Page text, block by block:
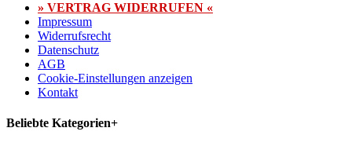
» VERTRAG WIDERRUFEN «
Impressum
Widerrufsrecht
Datenschutz
AGB
Cookie-Einstellungen anzeigen
Kontakt
Beliebte Kategorien+